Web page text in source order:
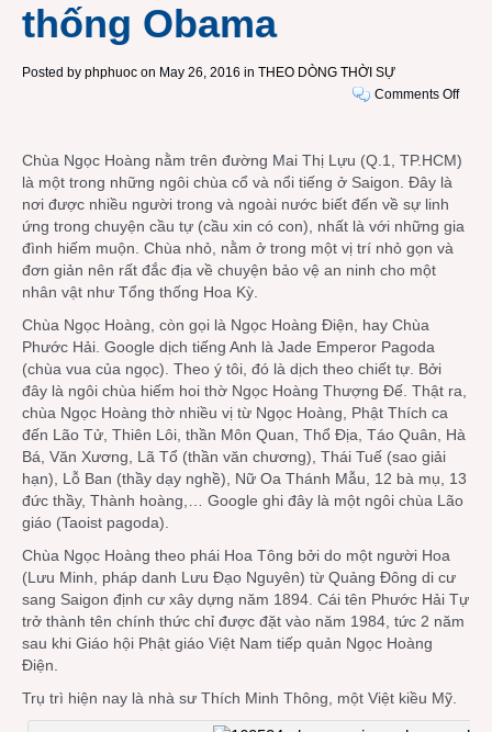
thống Obama
Posted by phphuoc on May 26, 2016 in THEO DÒNG THỜI SỰ
Comments Offon
gạch
về
thống
Chùa Ngọc Hoàng nằm trên đường Mai Thị Lựu (Q.1, TP.HCM)
là một trong những ngôi chùa cổ và nổi tiếng ở Saigon. Đây là
nơi được nhiều người trong và ngoài nước biết đến về sự linh
ứng trong chuyện cầu tự (cầu xin có con), nhất là với những gia
đình hiếm muộn. Chùa nhỏ, nằm ở trong một vị trí nhỏ gọn và
đơn giản nên rất đắc địa về chuyện bảo vệ an ninh cho một
nhân vật như Tổng thống Hoa Kỳ.
Chùa Ngọc Hoàng, còn gọi là Ngọc Hoàng Điện, hay Chùa
Phước Hải. Google dịch tiếng Anh là Jade Emperor Pagoda
(chùa vua của ngọc). Theo ý tôi, đó là dịch theo chiết tự. Bởi
đây là ngôi chùa hiếm hoi thờ Ngọc Hoàng Thượng Đế. Thật ra,
chùa Ngọc Hoàng thờ nhiều vị từ Ngọc Hoàng, Phật Thích ca
đến Lão Tử, Thiên Lôi, thần Môn Quan, Thổ Địa, Táo Quân, Hà
Bá, Văn Xương, Lã Tổ (thần văn chương), Thái Tuế (sao giải
hạn), Lỗ Ban (thầy dạy nghề), Nữ Oa Thánh Mẫu, 12 bà mụ, 13
đức thầy, Thành hoàng,… Google ghi đây là một ngôi chùa Lão
giáo (Taoist pagoda).
Chùa Ngọc Hoàng theo phái Hoa Tông bởi do một người Hoa
(Lưu Minh, pháp danh Lưu Đạo Nguyên) từ Quảng Đông di cư
sang Saigon định cư xây dựng năm 1894. Cái tên Phước Hải Tự
trở thành tên chính thức chỉ được đặt vào năm 1984, tức 2 năm
sau khi Giáo hội Phật giáo Việt Nam tiếp quản Ngọc Hoàng
Điện.
Trụ trì hiện nay là nhà sư Thích Minh Thông, một Việt kiều Mỹ.